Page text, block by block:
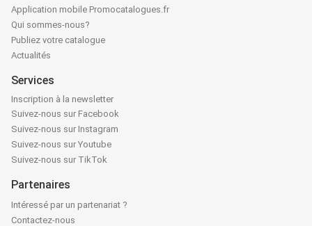
Application mobile Promocatalogues.fr
Qui sommes-nous?
Publiez votre catalogue
Actualités
Services
Inscription à la newsletter
Suivez-nous sur Facebook
Suivez-nous sur Instagram
Suivez-nous sur Youtube
Suivez-nous sur TikTok
Partenaires
Intéressé par un partenariat ?
Contactez-nous